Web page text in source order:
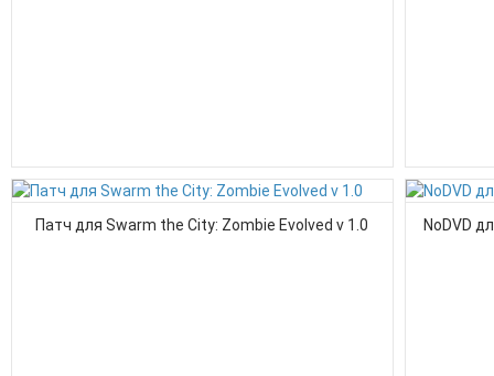
Патч для Swarm the City: Zombie Evolved v 1.0 NoDVD